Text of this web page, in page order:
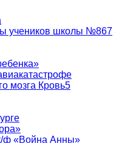
учеников школы №867
мозга Кровь5
ф «Война Анны»